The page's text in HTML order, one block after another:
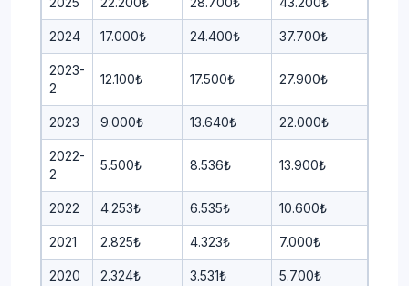
2024 17.000₺ 24.400₺ 37.700₺
2023-
2
12.100₺ 17.500₺ 27.900₺
2023 9.000₺ 13.640₺ 22.000₺
2022-
2
5.500₺ 8.536₺ 13.900₺
2022 4.253₺ 6.535₺ 10.600₺
2021 2.825₺ 4.323₺ 7.000₺
2020 2.324₺ 3.531₺ 5.700₺